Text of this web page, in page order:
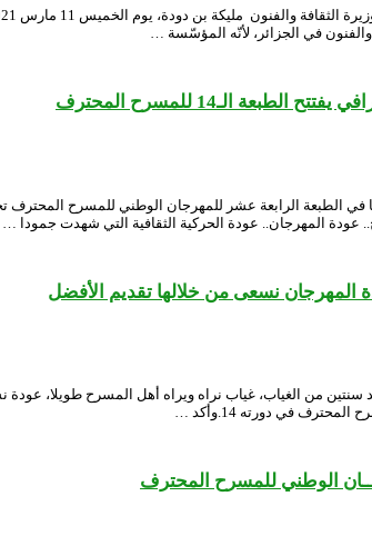
في الجزائر، لأنّه المؤسّسة …
الـ14 للمسرح المحترف
في الطبعة الرابعة عشر للمهرجان الوطني للمسرح
المهرجان.. عودة الحركية الثقافية التي شهدت جمودا …
نسعى من خلالها تقديم الأفضل
سنتين من الغياب، غياب نراه ويراه أهل المسرح طويلا،
في دورته 14.وأكد …
الوطني للمسرح المحترف